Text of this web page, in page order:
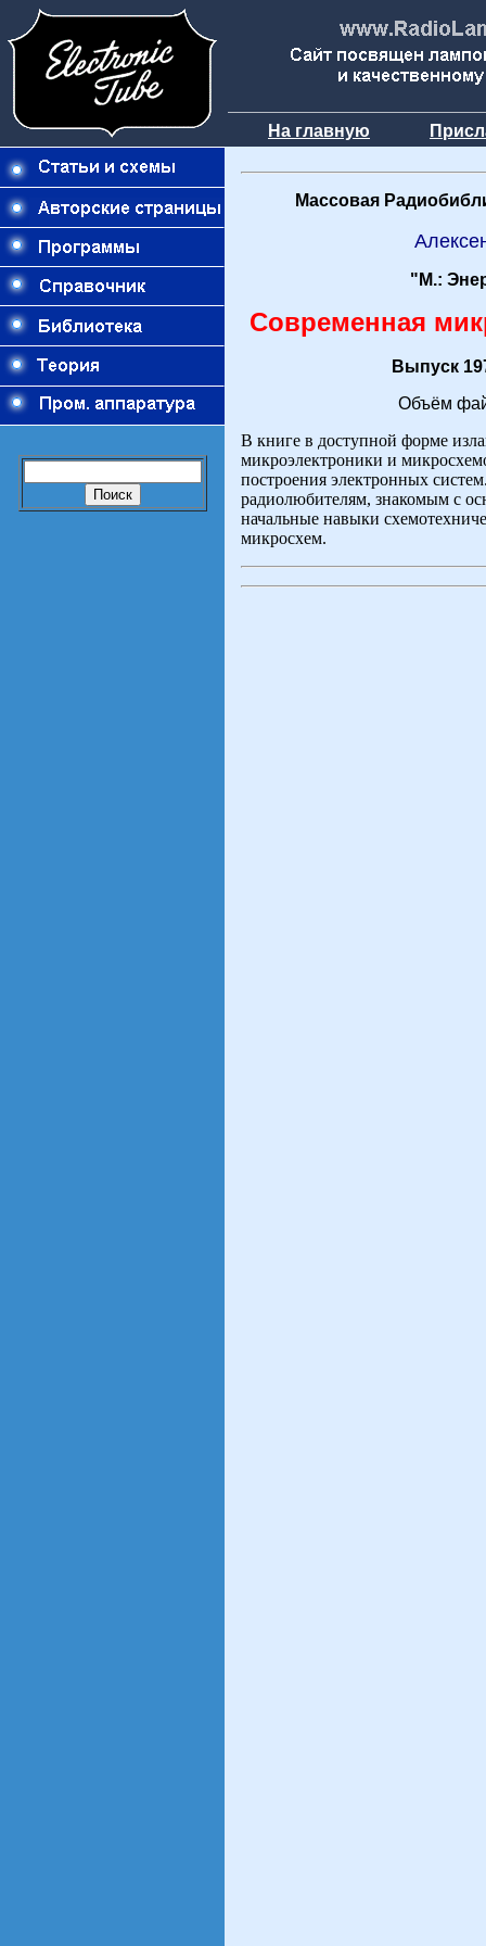
На главную
Массовая
"М.:
Современная
Выпуск
Объём
В книге в доступной форме
микроэлектроники и
построения электронных
радиолюбителям, знакомым с
начальные навыки
микросхем.